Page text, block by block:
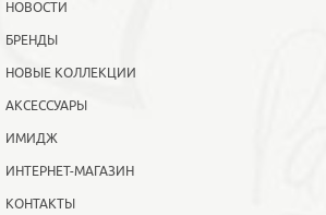
НОВОСТИ
БРЕНДЫ
НОВЫЕ КОЛЛЕКЦИИ
АКСЕССУАРЫ
ИМИДЖ
ИНТЕРНЕТ-МАГАЗИН
КОНТАКТЫ